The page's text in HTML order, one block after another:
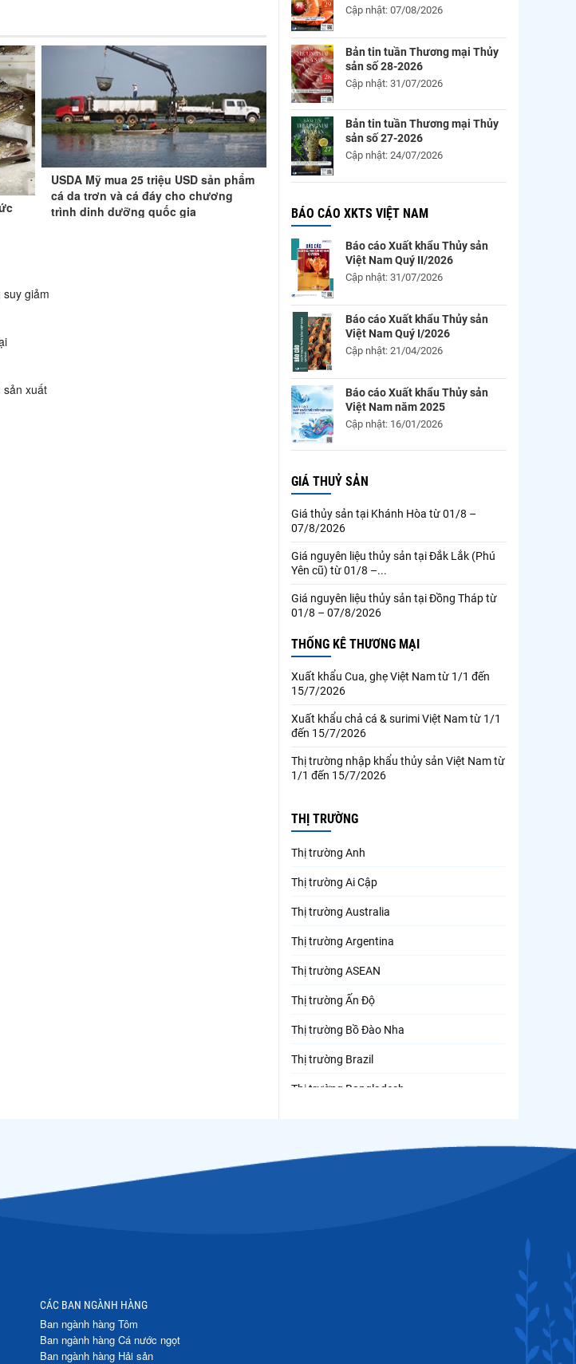
USDA Mỹ mua 25 triệu USD sản phẩm
cá da trơn và cá đáy cho chương
trình dinh dưỡng quốc gia
giảm
sản xuất
Cập nhật: 07/08/2026
Bản tin tuần Thương mại Thủy
sản số 28-2026
Cập nhật: 31/07/2026
Bản tin tuần Thương mại Thủy
sản số 27-2026
Cập nhật: 24/07/2026
BÁO CÁO XKTS VIỆT NAM
Báo cáo Xuất khẩu Thủy sản
Việt Nam Quý II/2026
Cập nhật: 31/07/2026
Báo cáo Xuất khẩu Thủy sản
Việt Nam Quý I/2026
Cập nhật: 21/04/2026
Báo cáo Xuất khẩu Thủy sản
Việt Nam năm 2025
Cập nhật: 16/01/2026
GIÁ THUỶ SẢN
Giá thủy sản tại Khánh Hòa từ 01/8 –
07/8/2026
Giá nguyên liệu thủy sản tại Đắk Lắk (Phú
Yên cũ) từ 01/8 –...
Giá nguyên liệu thủy sản tại Đồng Tháp từ
01/8 – 07/8/2026
THỐNG KÊ THƯƠNG MẠI
Xuất khẩu Cua, ghẹ Việt Nam từ 1/1 đến
15/7/2026
Xuất khẩu chả cá & surimi Việt Nam từ 1/1
đến 15/7/2026
Thị trường nhập khẩu thủy sản Việt Nam từ
1/1 đến 15/7/2026
THỊ TRƯỜNG
Thị trường Anh
Thị trường Ai Cập
Thị trường Australia
Thị trường Argentina
Thị trường ASEAN
Thị trường Ấn Độ
Thị trường Bồ Đào Nha
Thị trường Brazil
Thị trường Bangladesh
Thị trường Canada
CÁC BAN NGÀNH HÀNG
Ban ngành hàng Tôm
Ban ngành hàng Cá nước ngọt
Ban ngành hàng Hải sản